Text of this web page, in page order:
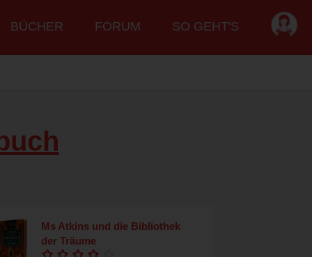
BÜCHER FORUM SO GEHT'S
Ms Atkins und die Bibliothek
der Träume